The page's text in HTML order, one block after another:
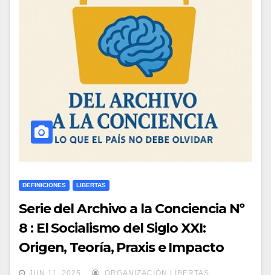
DEFINICIONES LIBERTAS
Serie del Archivo a la Conciencia Nº
8 : El Socialismo del Siglo XXI:
Origen, Teoría, Praxis e Impacto
Global
JUN 11, 2025 ORGANIZACIÓN LIBERTAS